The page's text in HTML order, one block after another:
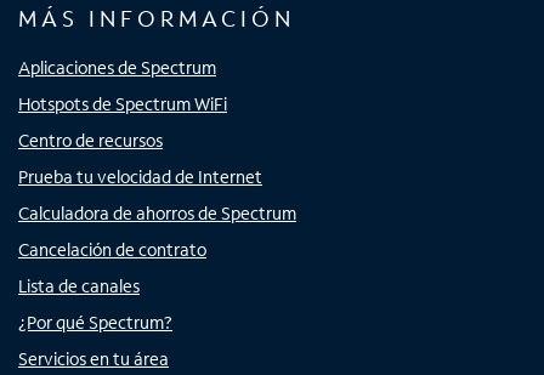
MÁS INFORMACIÓN
Aplicaciones de Spectrum
Hotspots de Spectrum WiFi
Centro de recursos
Prueba tu velocidad de Internet
Calculadora de ahorros de Spectrum
Cancelación de contrato
Lista de canales
¿Por qué Spectrum?
Servicios en tu área